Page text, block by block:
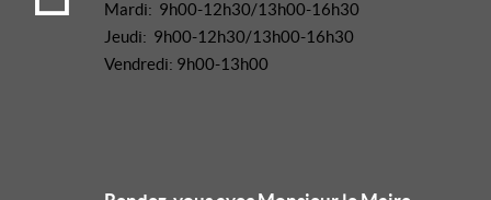
Mardi: 9h00-12h30/13h00-16h30
Jeudi: 9h00-12h30/13h00-16h30
Vendredi: 9h00-13h00